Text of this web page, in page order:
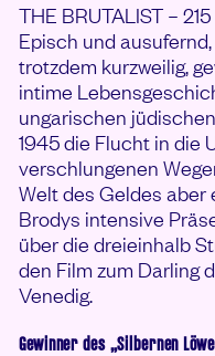
THE BRUTALIST –
Episch und
trotzdem kurzweilig,
intime
ungarischen
1945 die Flucht in die
verschlungenen
Welt des Geldes
Brodys intensive
über die dreieinhalb
den Film zum Darling
Venedig.
Gewinner des „Silbernen